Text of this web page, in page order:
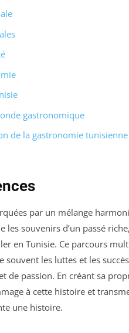
gastronomique
de la gastronomie
par un mélange
les souvenirs d’un passé
en Tunisie. Ce parcours
les luttes et les
de passion. En créant sa
à cette histoire et
une histoire.